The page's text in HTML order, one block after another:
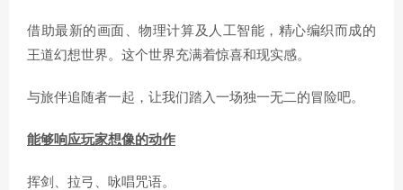
借助最新的画面、物理计算及人工智能，精心编织而成的
王道幻想世界。这个世界充满着惊喜和现实感。
与旅伴追随者一起，让我们踏入一场独一无二的冒险吧。
能够响应玩家想像的动作
挥剑、拉弓、咏唱咒语。